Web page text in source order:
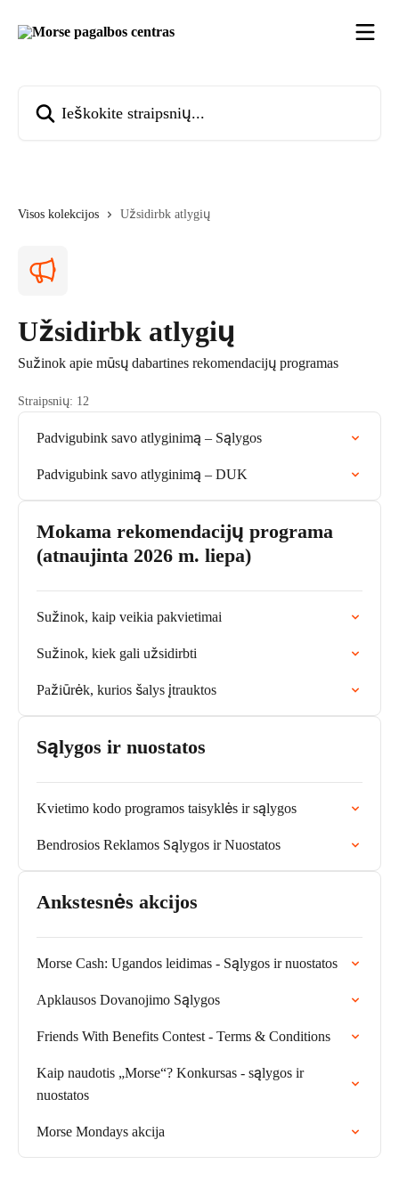
Visos kolekcijos Užsidirbk atlygių
Užsidirbk atlygių
Sužinok apie mūsų dabartines rekomendacijų programas
Straipsnių: 12
Padvigubink savo atlyginimą – Sąlygos
Padvigubink savo atlyginimą – DUK
Mokama rekomendacijų programa
(atnaujinta 2026 m. liepa)
Sužinok, kaip veikia pakvietimai
Sužinok, kiek gali užsidirbti
Pažiūrėk, kurios šalys įtrauktos
Sąlygos ir nuostatos
Kvietimo kodo programos taisyklės ir sąlygos
Bendrosios Reklamos Sąlygos ir Nuostatos
Ankstesnės akcijos
Morse Cash: Ugandos leidimas - Sąlygos ir nuostatos
Apklausos Dovanojimo Sąlygos
Friends With Benefits Contest - Terms & Conditions
Kaip naudotis „Morse“? Konkursas - sąlygos ir
nuostatos
Morse Mondays akcija